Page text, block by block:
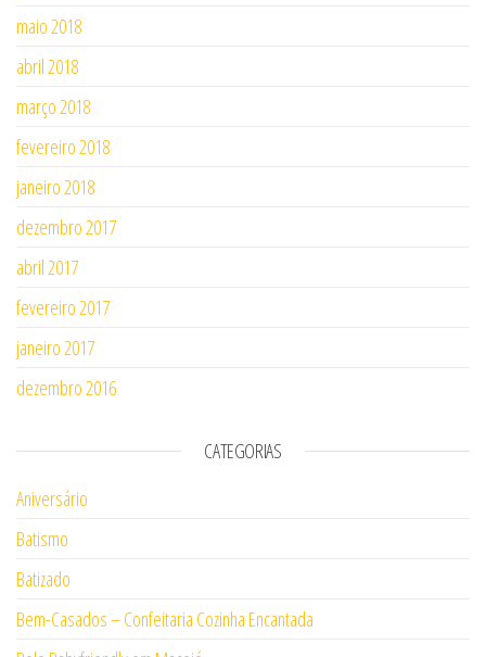
maio 2018
abril 2018
março 2018
fevereiro 2018
janeiro 2018
dezembro 2017
abril 2017
fevereiro 2017
janeiro 2017
dezembro 2016
CATEGORIAS
Aniversário
Batismo
Batizado
Bem-Casados – Confeitaria Cozinha Encantada